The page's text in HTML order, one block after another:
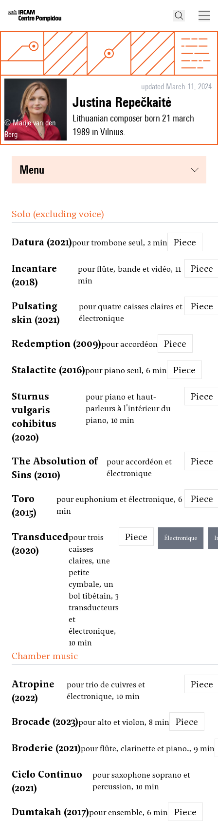
© Marije van den
Berg
updated March 11, 2024
Justina Repečkaitė
Lithuanian composer born 21 march
1989 in Vilnius.
menu
Solo (excluding voice)
Datura (2021)pour trombone seul, 2 min Piece
Incantare
(2018)
pour flûte, bande et vidéo, 11
min
Piece
Pulsating
skin (2021)
pour quatre caisses claires et
électronique
Piece
Redemption (2009)pour accordéon Piece
Stalactite (2016)pour piano seul, 6 min Piece
Sturnus
vulgaris
cohibitus
(2020)
pour piano et haut-
parleurs à l'intérieur du
piano, 10 min
Piece
The Absolution of
Sins (2010)
pour accordéon et
électronique
Piece
Toro
(2015)
pour euphonium et électronique, 6
min
Piece
Transduced
(2020)
pour trois
caisses
claires, une
petite
cymbale, un
bol tibétain, 3
transducteurs
et
électronique,
10 min
Piece Électronique
Chamber music
Atropine
(2022)
pour trio de cuivres et
électronique, 10 min
Piece
Brocade (2023)pour alto et violon, 8 min Piece
Broderie (2021)pour flûte, clarinette et piano., 9 min
Ciclo Continuo
(2021)
pour saxophone soprano et
percussion, 10 min
Dumtakah (2017)pour ensemble, 6 min Piece